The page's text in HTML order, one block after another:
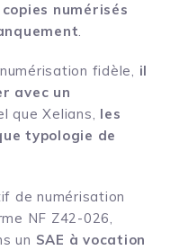
numérisés
.
fidèle, il
avec un
que Xelians, les
typologie de
de numérisation
NF Z42-026,
un SAE à vocation